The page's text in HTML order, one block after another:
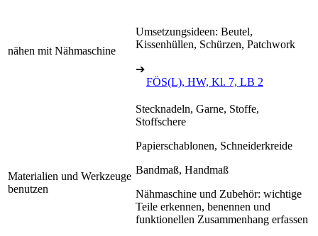
nähen mit Nähmaschine
Umsetzungsideen: Beutel,
Kissenhüllen, Schürzen, Patchwork
➔
FÖS(L), HW, Kl. 7, LB 2
Materialien und Werkzeuge
benutzen
Stecknadeln, Garne, Stoffe,
Stoffschere
Papierschablonen, Schneiderkreide
Bandmaß, Handmaß
Nähmaschine und Zubehör: wichtige
Teile erkennen, benennen und
funktionellen Zusammenhang erfassen